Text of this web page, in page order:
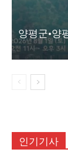
양평군·양
인기기사